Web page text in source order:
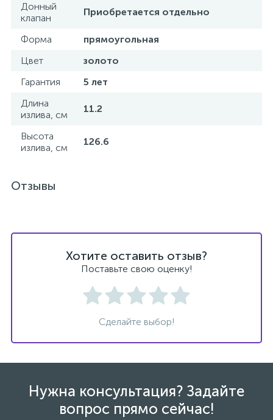
Донный
клапан
Приобретается отдельно
Форма
прямоугольная
Цвет
золото
Гарантия
5 лет
Длина
излива, см
11.2
Высота
излива, см
126.6
Отзывы
Хотите оставить отзыв?
Поставьте свою оценку!
Сделайте выбор!